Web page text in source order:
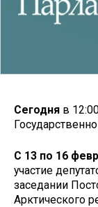
Сегодня в
С 13 по 16
участие
заседании
Арктического